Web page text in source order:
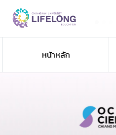
Previous
หน้าหลัก